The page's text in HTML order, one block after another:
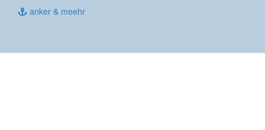
anker & meehr